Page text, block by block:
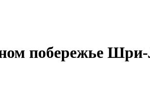
побережье